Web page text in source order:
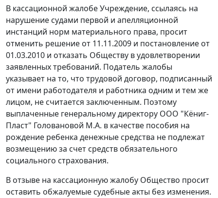
В кассационной жалобе Учреждение, ссылаясь на
нарушение судами первой и апелляционной
инстанций норм материального права, просит
отменить решение от 11.11.2009 и постановление от
01.03.2010 и отказать Обществу в удовлетворении
заявленных требований. Податель жалобы
указывает на то, что трудовой договор, подписанный
от имени работодателя и работника одним и тем же
лицом, не считается заключенным. Поэтому
выплаченные генеральному директору ООО "Кёниг-
Пласт" Головановой М.А. в качестве пособия на
рождение ребенка денежные средства не подлежат
возмещению за счет средств обязательного
социального страхования.
В отзыве на кассационную жалобу Общество просит
оставить обжалуемые судебные акты без изменения.